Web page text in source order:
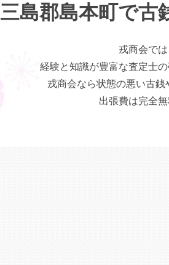
三島郡島本町で古
戎商会で
経験と知識が豊富な査定士
戎商会なら状態の悪い古銭や
出張費は完全